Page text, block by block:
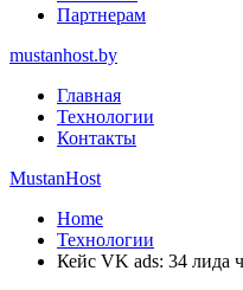
Партнерам
mustanhost.by
Главная
Технологии
Контакты
MustanHost
Home
Технологии
Кейс VK ads: 34 лида